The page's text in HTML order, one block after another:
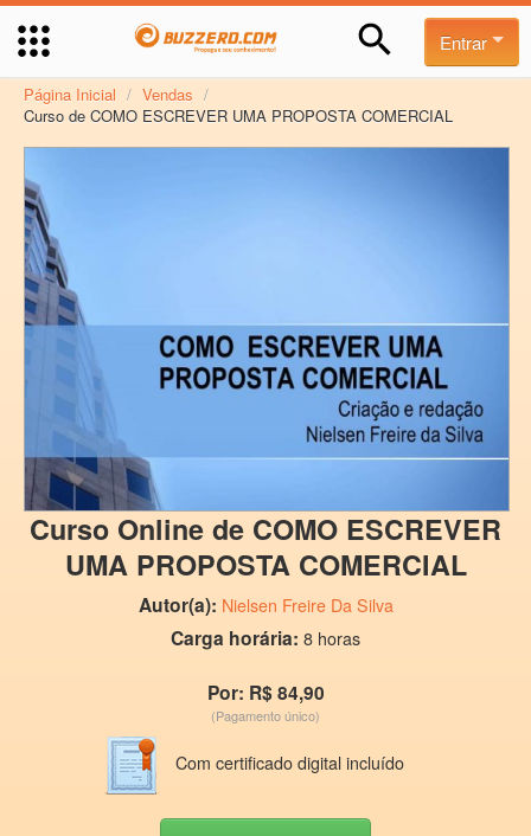
Entrar
Página Inicial / Vendas /
Curso de COMO ESCREVER UMA PROPOSTA COMERCIAL
Curso Online de COMO ESCREVER
UMA PROPOSTA COMERCIAL
Autor(a): Nielsen Freire Da Silva
Carga horária: 8 horas
Por: R$ 84,90
(Pagamento único)
Com certificado digital incluído